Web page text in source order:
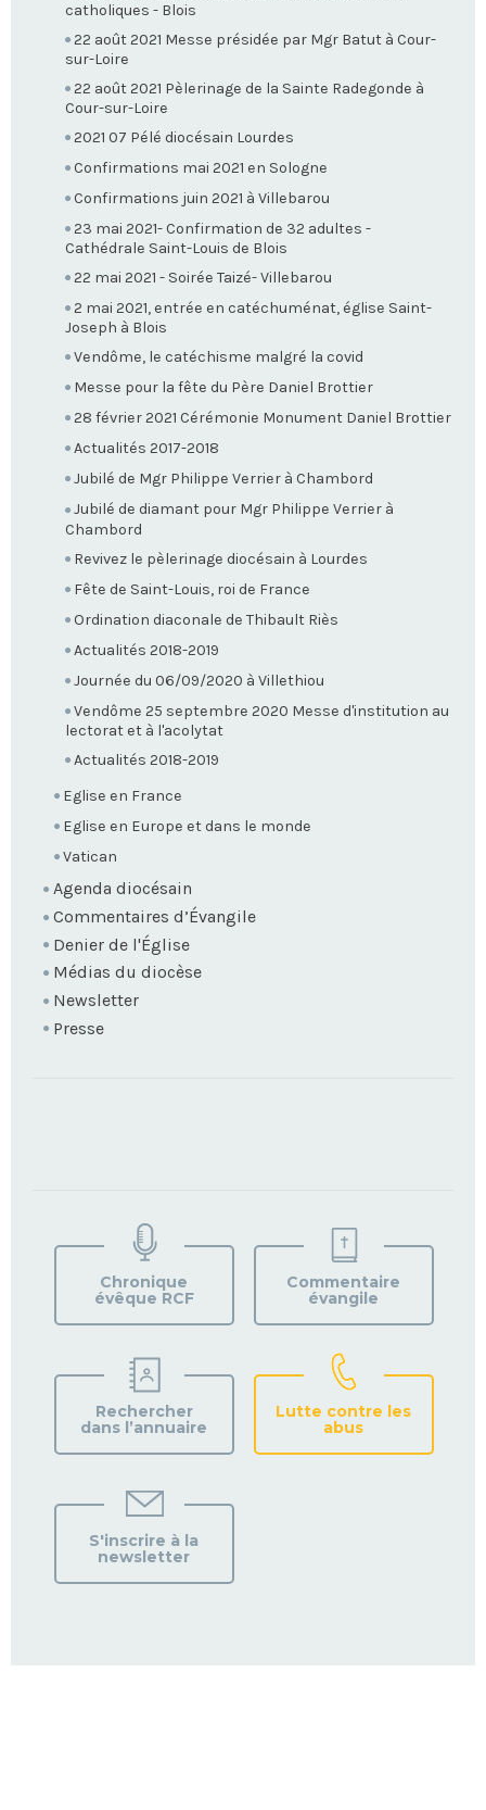
catholiques - Blois
22 août 2021 Messe présidée par Mgr Batut à Cour-
sur-Loire
22 août 2021 Pèlerinage de la Sainte Radegonde à
Cour-sur-Loire
2021 07 Pélé diocésain Lourdes
Confirmations mai 2021 en Sologne
Confirmations juin 2021 à Villebarou
23 mai 2021- Confirmation de 32 adultes -
Cathédrale Saint-Louis de Blois
22 mai 2021 - Soirée Taizé- Villebarou
2 mai 2021, entrée en catéchuménat, église Saint-
Joseph à Blois
Vendôme, le catéchisme malgré la covid
Messe pour la fête du Père Daniel Brottier
28 février 2021 Cérémonie Monument Daniel Brottier
Actualités 2017-2018
Jubilé de Mgr Philippe Verrier à Chambord
Jubilé de diamant pour Mgr Philippe Verrier à
Chambord
Revivez le pèlerinage diocésain à Lourdes
Fête de Saint-Louis, roi de France
Ordination diaconale de Thibault Riès
Actualités 2018-2019
Journée du 06/09/2020 à Villethiou
Vendôme 25 septembre 2020 Messe d'institution au
lectorat et à l'acolytat
Actualités 2018-2019
Eglise en France
Eglise en Europe et dans le monde
Vatican
Agenda diocésain
Commentaires d’Évangile
Denier de l'Église
Médias du diocèse
Newsletter
Presse
VOTRE
PAROISSE
Chronique
évêque RCF
Commentaire
évangile
Rechercher
dans l’annuaire
Lutte contre les
abus
S'inscrire à la
newsletter